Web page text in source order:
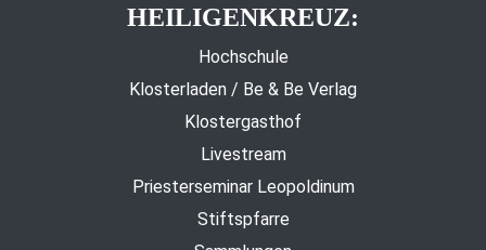
HEILIGENKREUZ:
Hochschule
Klosterladen / Be & Be Verlag
Klostergasthof
Livestream
Priesterseminar Leopoldinum
Stiftspfarre